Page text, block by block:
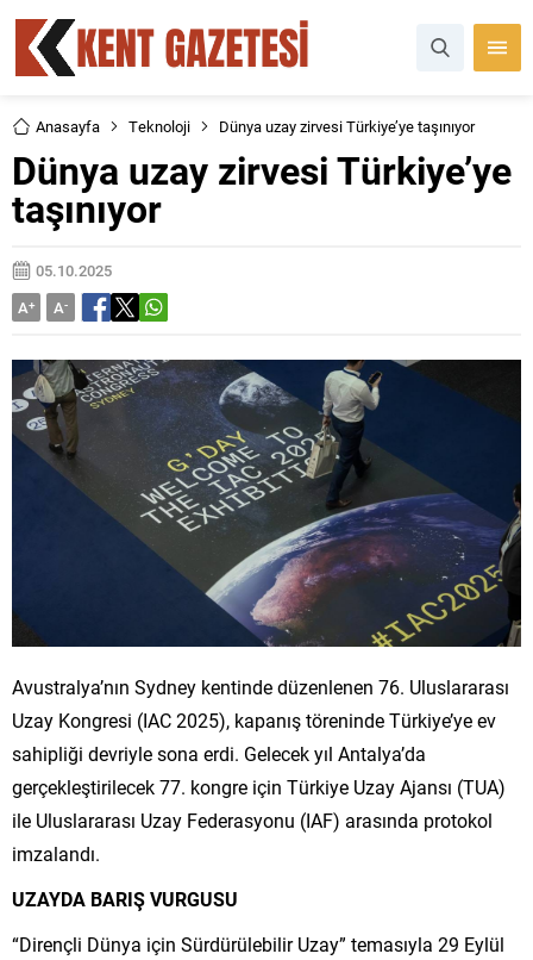
Anasayfa Teknoloji Dünya uzay zirvesi Türkiye’ye taşınıyor
Dünya uzay zirvesi Türkiye’ye
taşınıyor
05.10.2025
A+ A-
Avustralya’nın Sydney kentinde düzenlenen 76. Uluslararası
Uzay Kongresi (IAC 2025), kapanış töreninde Türkiye’ye ev
sahipliği devriyle sona erdi. Gelecek yıl Antalya’da
gerçekleştirilecek 77. kongre için Türkiye Uzay Ajansı (TUA)
ile Uluslararası Uzay Federasyonu (IAF) arasında protokol
imzalandı.
UZAYDA BARIŞ VURGUSU
“Dirençli Dünya için Sürdürülebilir Uzay” temasıyla 29 Eylül